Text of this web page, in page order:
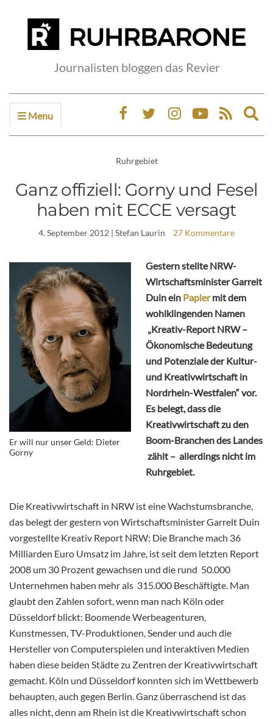
Journalisten bloggen das Revier
Menu
Ruhrgebiet
Ganz offiziell: Gorny und Fesel
haben mit ECCE versagt
4. September 2012 | Stefan Laurin 27 Kommentare
Er will nur unser Geld: Dieter
Gorny
Gestern stellte NRW-
Wirtschaftsminister Garrelt
Duin ein Papiermit dem
wohlklingenden Namen
„Kreativ-Report NRW –
Ökonomische Bedeutung
und Potenziale der Kultur-
und Kreativwirtschaft in
Nordrhein-Westfalen“ vor.
Es belegt, dass die
Kreativwirtschaft zu den
Boom-Branchen des Landes
zählt – allerdings nicht im
Ruhrgebiet.
Die Kreativwirtschaft in NRW ist eine Wachstumsbranche,
das belegt der gestern von Wirtschaftsminister Garrelt Duin
vorgestellte Kreativ Report NRW: Die Branche mach 36
Milliarden Euro Umsatz im Jahre, ist seit dem letzten Report
2008 um 30 Prozent gewachsen und die rund 50.000
Unternehmen haben mehr als 315.000 Beschäftigte. Man
glaubt den Zahlen sofort, wenn man nach Köln oder
Düsseldorf blickt: Boomende Werbeagenturen,
Kunstmessen, TV-Produktionen, Sender und auch die
Hersteller von Computerspielen und interaktiven Medien
haben diese beiden Städte zu Zentren der Kreativwirtschaft
gemacht. Köln und Düsseldorf konnten sich im Wettbewerb
behaupten, auch gegen Berlin. Ganz überraschend ist das
alles nicht, denn am Rhein ist die Kreativwirtschaft schon